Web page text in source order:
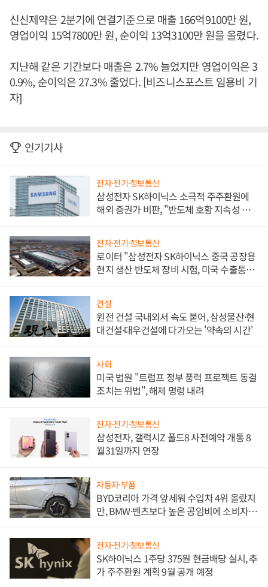
신신제약은 2분기에 연결기준으로 매출 166억9100만 원,
영업이익 15억7800만 원, 순이익 13억3100만 원을 올렸다.
지난해 같은 기간보다 매출은 2.7% 늘었지만 영업이익은 3
0.9%, 순이익은 27.3% 줄었다. [비즈니스포스트 임용비 기
자]
인기기사
전자·전기·정보통신
삼성전자 SK하이닉스 소극적 주주환원에
해외 증권가 비판, "반도체 호황 지속성 의
전자·전기·정보통신
로이터 "삼성전자 SK하이닉스 중국 공장용
현지 생산 반도체 장비 시험, 미국 수출통제
건설
원전 건설 국내외서 속도 붙어, 삼성물산·현
대건설·대우건설에 다가오는 '약속의 시간'
사회
미국 법원 "트럼프 정부 풍력 프로젝트 동결
조치는 위법", 해제 명령 내려
전자·전기·정보통신
삼성전자, 갤럭시Z 폴드8 사전예약 개통 8
월31일까지 연장
자동차·부품
BYD코리아 가격 앞세워 수입차 4위 올랐지
만, BMW·벤츠보다 높은 공임비에 소비자
전자·전기·정보통신
SK하이닉스 1주당 375원 현금배당 실시, 추
가 주주환원 계획 9월 공개 예정